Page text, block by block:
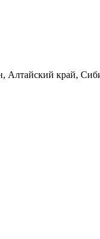
Алтайский край,